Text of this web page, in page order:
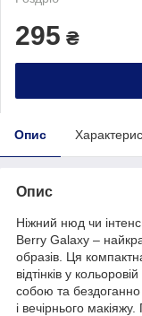
295 ₴
Опис
Опис
Ніжний нюд чи
Berry Galaxy –
образів. Ця
відтінків у
собою та бездоганно
і вечірнього